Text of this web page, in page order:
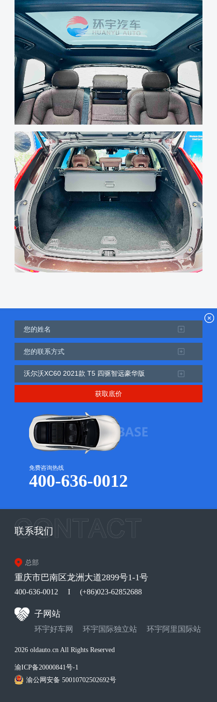
获取底价
免费咨询热线
400-636-0012
联系我们
总部
重庆市巴南区龙洲大道2899号1-1号
400-636-0012 I (+86)023-62852688
子网站
环宇好车网 环宇国际独立站 环宇阿里国际站
2026 oldauto.cn All Rights Reserved
渝ICP备20000841号-1
渝公网安备 50010702502692号